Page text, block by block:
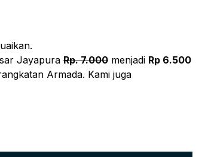
Jayapura Rp. 7.000 menjadi Rp 6.500
Armada. Kami juga